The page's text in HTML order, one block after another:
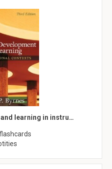
learning in instru…